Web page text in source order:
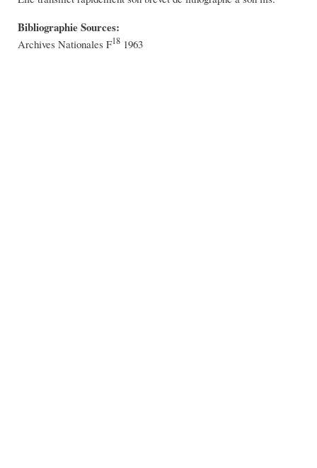
Bibliographie Sources:
Archives Nationales F18 1963